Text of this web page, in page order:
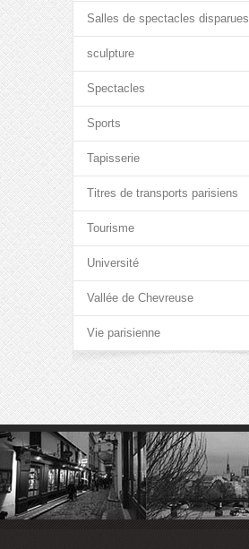
Salles de spectacles disparues
sculpture
Spectacles
Sports
Tapisserie
Titres de transports parisiens
Tourisme
Université
Vallée de Chevreuse
Vie parisienne